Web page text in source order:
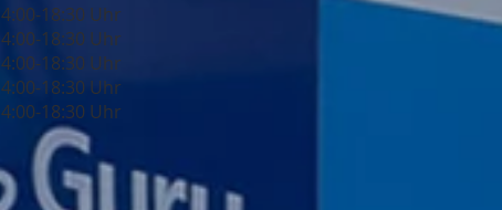
18:30 Uhr
18:30 Uhr
18:30 Uhr
18:30 Uhr
18:30 Uhr